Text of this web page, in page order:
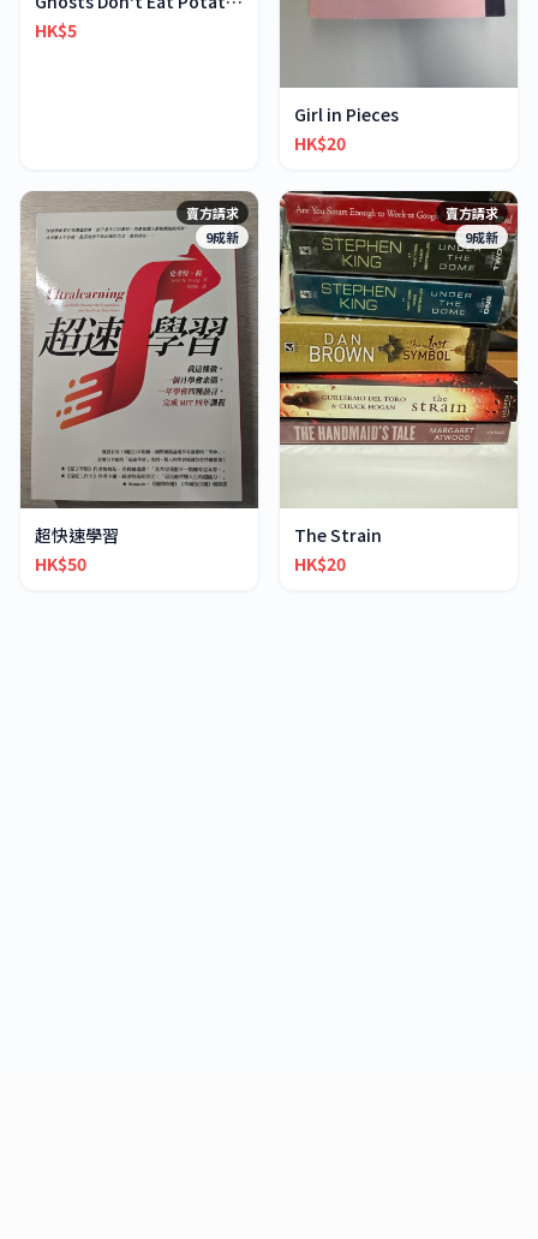
HK$5
Girl in Pieces
HK$20
賣方請求
9成新
超快速學習
HK$50
賣方請求
9成新
The Strain
HK$20